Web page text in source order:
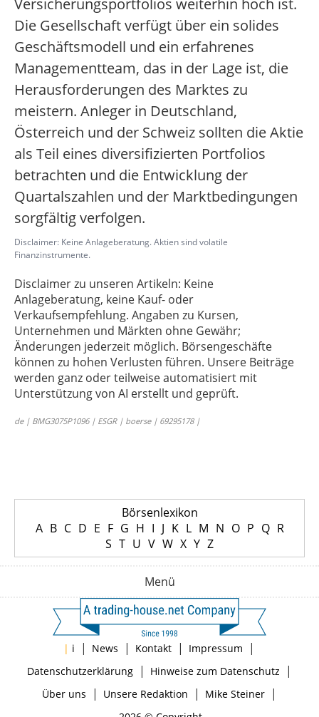
Versicherungsportfolios weiterhin hoch ist.
Die Gesellschaft verfügt über ein solides
Geschäftsmodell und ein erfahrenes
Managementteam, das in der Lage ist, die
Herausforderungen des Marktes zu
meistern. Anleger in Deutschland,
Österreich und der Schweiz sollten die Aktie
als Teil eines diversifizierten Portfolios
betrachten und die Entwicklung der
Quartalszahlen und der Marktbedingungen
sorgfältig verfolgen.
Disclaimer: Keine Anlageberatung. Aktien sind volatile
Finanzinstrumente.
Disclaimer zu unseren Artikeln: Keine
Anlageberatung, keine Kauf- oder
Verkaufsempfehlung. Angaben zu Kursen,
Unternehmen und Märkten ohne Gewähr;
Änderungen jederzeit möglich. Börsengeschäfte
können zu hohen Verlusten führen. Unsere Beiträge
werden ganz oder teilweise automatisiert mit
Unterstützung von AI erstellt und geprüft.
de | BMG3075P1096 | ESGR | boerse | 69295178 |
Börsenlexikon
A B C D E F G H I J K L M N O P Q R
S T U V W X Y Z
Menü
| i | News | Kontakt | Impressum |
Datenschutzerklärung| Hinweise zum Datenschutz |
Über uns | Unsere Redaktion | Mike Steiner|